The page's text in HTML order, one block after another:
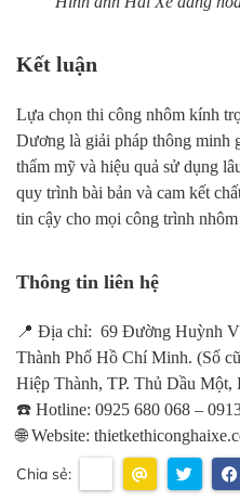
Kết luận
Lựa chọn thi công nhôm kính
Dương là giải pháp thông minh
thẩm mỹ và hiệu quả sử dụng
quy trình bài bản và cam kết
tin cậy cho mọi công trình
Thông tin liên hệ
📍 Địa chỉ: 69 Đường Huỳnh
Thành Phố Hồ Chí Minh. (Số
Hiệp Thành, TP. Thủ Dầu Một,
☎️ Hotline: 0925 680 068 –
🌐 Website:
Chia sẻ: